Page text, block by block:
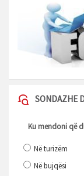
SONDAZHE
Ku mendoni që
Në turizëm
Në bujqësi